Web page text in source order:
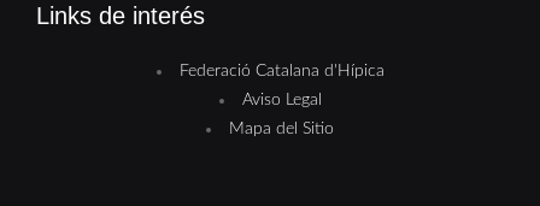
Links de interés
Federació Catalana d'Hípica
Aviso Legal
Mapa del Sitio